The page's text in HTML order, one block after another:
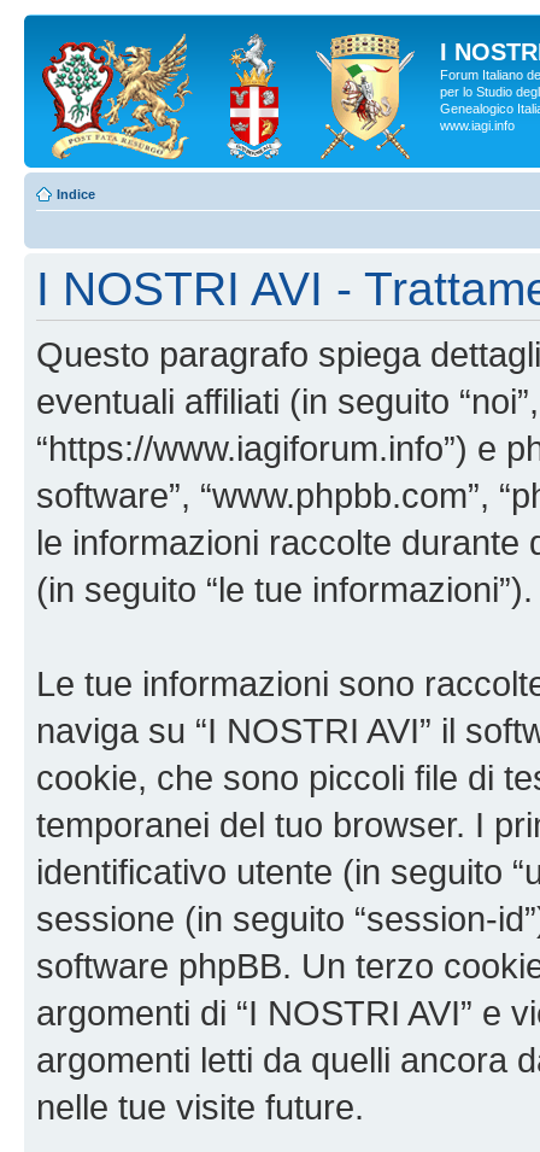
I
Forum Italiano
per lo Studio
Genealogico
www.iagi.info
Indice
I NOSTRI AVI -
Questo paragrafo spiega
eventuali affiliati (in seguito
“https://www.iagiforum.info”) e
software”, “www.phpbb.com”,
le informazioni raccolte durante
(in seguito “le tue informazioni”).
Le tue informazioni sono
naviga su “I NOSTRI AVI” il
cookie, che sono piccoli file di
temporanei del tuo browser. I
identificativo utente (in seguito
sessione (in seguito “session-
software phpBB. Un terzo
argomenti di “I NOSTRI AVI” e
argomenti letti da quelli ancora
nelle tue visite future.